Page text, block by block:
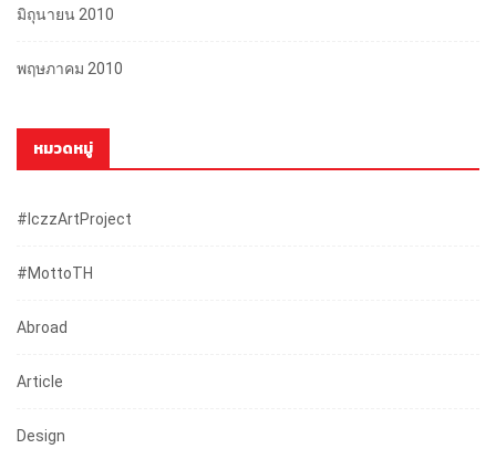
มิถุนายน 2010
พฤษภาคม 2010
หมวดหมู่
#iczzArtProject
#mottoTH
Abroad
Article
Design